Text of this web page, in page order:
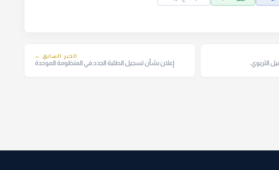
التربوي.
الخبر السابق ←
إعلان بشأن تسجيل الطلبة الجدد في المنظومة الموحدة